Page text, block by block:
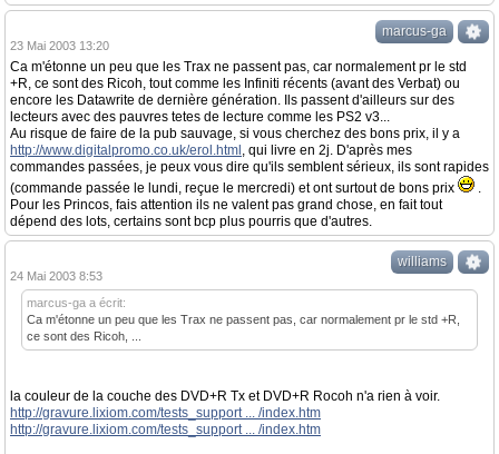
marcus-ga
23 Mai 2003 13:20
Ca m'étonne un peu que les Trax ne passent pas, car normalement pr le std
+R, ce sont des Ricoh, tout comme les Infiniti récents (avant des Verbat) ou
encore les Datawrite de dernière génération. Ils passent d'ailleurs sur des
lecteurs avec des pauvres tetes de lecture comme les PS2 v3...
Au risque de faire de la pub sauvage, si vous cherchez des bons prix, il y a
http://www.digitalpromo.co.uk/erol.html , qui livre en 2j. D'après mes
commandes passées, je peux vous dire qu'ils semblent sérieux, ils sont rapides
(commande passée le lundi, reçue le mercredi) et ont surtout de bons prix
.
Pour les Princos, fais attention ils ne valent pas grand chose, en fait tout
dépend des lots, certains sont bcp plus pourris que d'autres.
williams
24 Mai 2003 8:53
marcus-ga a écrit:
Ca m'étonne un peu que les Trax ne passent pas, car normalement pr le std +R,
ce sont des Ricoh, ...
la couleur de la couche des DVD+R Tx et DVD+R Rocoh n'a rien à voir.
http://gravure.lixiom.com/tests_support ... /index.htm
http://gravure.lixiom.com/tests_support ... /index.htm